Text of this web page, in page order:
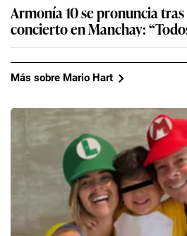
Armonía 10 se pronuncia
concierto en Manchay:
Más sobre Mario Hart